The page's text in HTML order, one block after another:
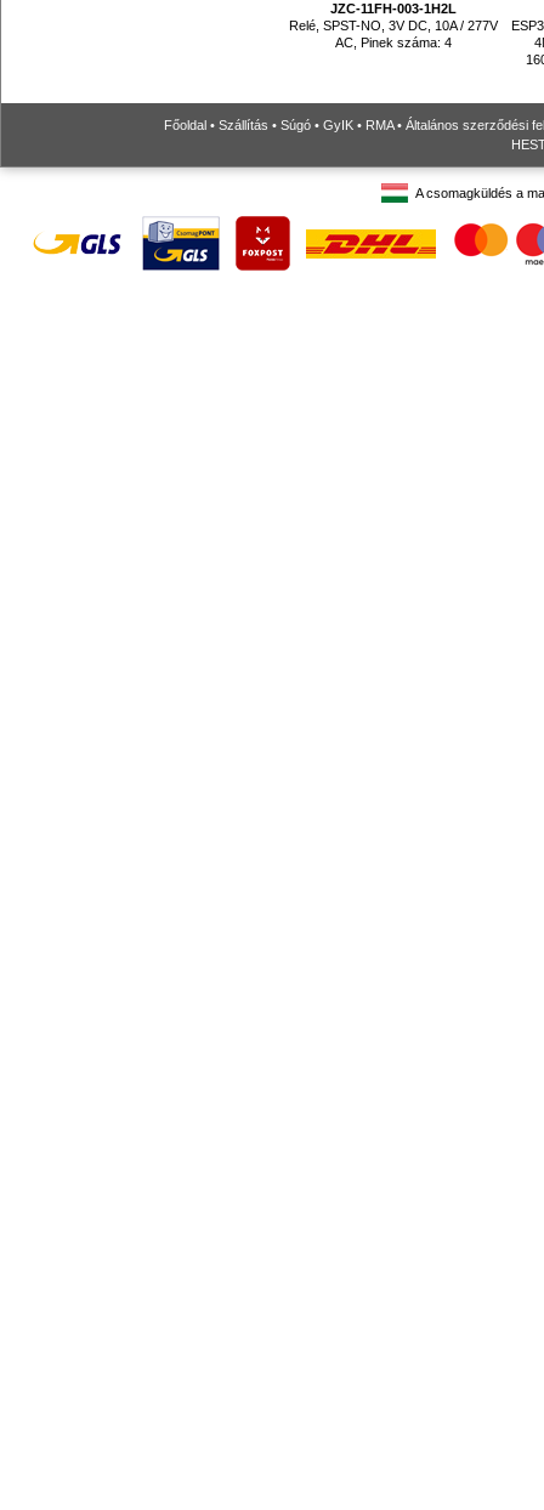
JZC-11FH-003-1H2L
Relé, SPST-NO, 3V DC, 10A / 277V
AC, Pinek száma: 4
Főoldal • Szállítás • Súgó • GyIK • RMA• Általános szerződési
A csomagküldés a